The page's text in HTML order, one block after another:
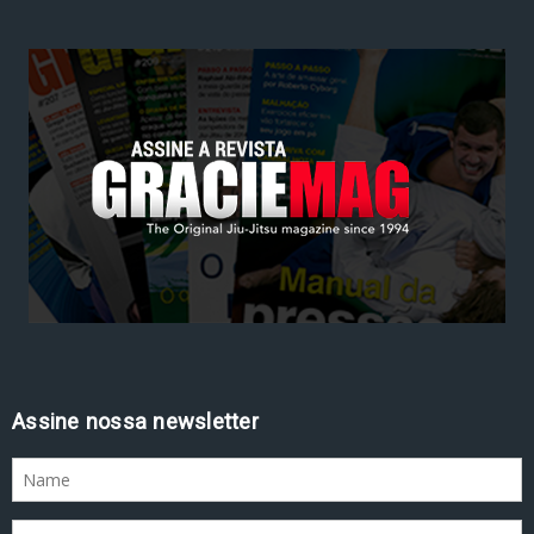
Assine nossa newsletter